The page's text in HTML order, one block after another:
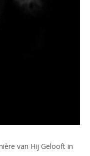
van Hij Gelooft in